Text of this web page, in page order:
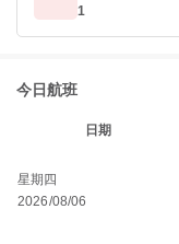
1
今日航班
日期
星期四
2026/08/06